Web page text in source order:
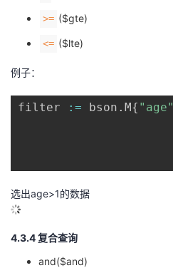
>= ($gte)
<= ($lte)
例子：
filter := bson . M{ "age"
选出age>1的数据
4.3.4 复合查询
and($and)